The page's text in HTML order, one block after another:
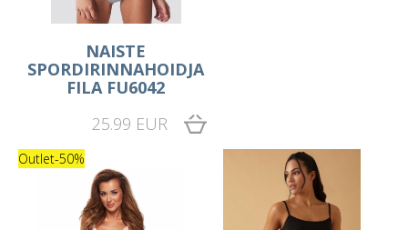
NAISTE
SPORDIRINNAHOIDJA
FILA FU6042
25.99 EUR
Outlet-50%